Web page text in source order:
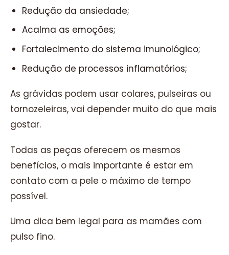
Redução da ansiedade;
Acalma as emoções;
Fortalecimento do sistema imunológico;
Redução de processos inflamatórios;
As grávidas podem usar colares, pulseiras ou
tornozeleiras, vai depender muito do que mais
gostar.
Todas as peças oferecem os mesmos
benefícios, o mais importante é estar em
contato com a pele o máximo de tempo
possível.
Uma dica bem legal para as mamães com
pulso fino.